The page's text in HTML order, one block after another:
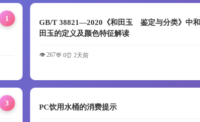
1
GB/T 38821—2020《和田玉 鉴定与分类》中和
田玉的定义及颜色特征解读
👁️ 267💬 0⏰ 2天前
3 PC饮用水桶的消费提示